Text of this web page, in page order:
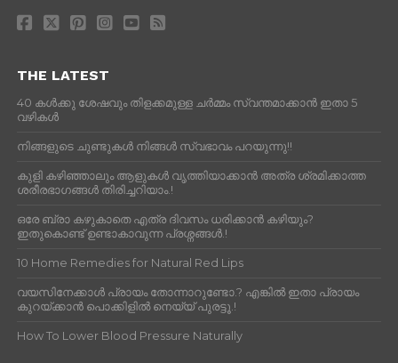
THE LATEST
40 കൾക്കു ശേഷവും തിളക്കമുള്ള ചർമ്മം സ്വന്തമാക്കാൻ ഇതാ 5
വഴികൾ
നിങ്ങളുടെ ചുണ്ടുകൾ നിങ്ങൾ സ്വഭാവം പറയുന്നു!!
കുളി കഴിഞ്ഞാലും ആളുകള്‍ വൃത്തിയാക്കാന്‍ അത്ര ശ്രമിക്കാത്ത
ശരീരഭാഗങ്ങള്‍ തിരിച്ചറിയാം.!
ഒരേ ബ്രാ കഴുകാതെ എത്ര ദിവസം ധരിക്കാൻ കഴിയും?
ഇതുകൊണ്ട് ഉണ്ടാകാവുന്ന പ്രശ്നങ്ങൾ.!
10 Home Remedies for Natural Red Lips
വയസിനേക്കാൾ പ്രായം തോന്നാറുണ്ടോ.? എങ്കിൽ ഇതാ പ്രായം
കുറയ്ക്കാന്‍ പൊക്കിളില്‍ നെയ്യ് പുരട്ടൂ.!
How To Lower Blood Pressure Naturally